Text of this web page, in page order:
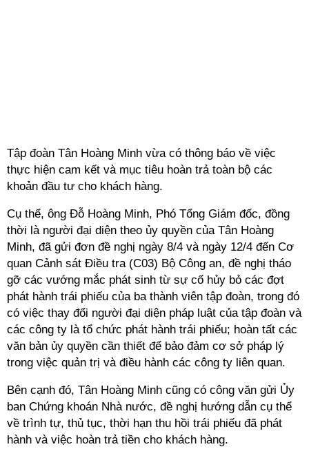
Tập đoàn Tân Hoàng Minh vừa có thông báo về việc
thực hiện cam kết và mục tiêu hoàn trả toàn bộ các
khoản đầu tư cho khách hàng.
Cụ thể, ông Đỗ Hoàng Minh, Phó Tổng Giám đốc, đồng
thời là người đại diện theo ủy quyền của Tân Hoàng
Minh, đã gửi đơn đề nghị ngày 8/4 và ngày 12/4 đến Cơ
quan Cảnh sát Điều tra (C03) Bộ Công an, đề nghị tháo
gỡ các vướng mắc phát sinh từ sự cố hủy bỏ các đợt
phát hành trái phiếu của ba thành viên tập đoàn, trong đó
có việc thay đổi người đại diện pháp luật của tập đoàn và
các công ty là tổ chức phát hành trái phiếu; hoàn tất các
văn bản ủy quyền cần thiết để bảo đảm cơ sở pháp lý
trong việc quản trị và điều hành các công ty liên quan.
Bên cạnh đó, Tân Hoàng Minh cũng có công văn gửi Ủy
ban Chứng khoán Nhà nước, đề nghị hướng dẫn cụ thể
về trình tự, thủ tục, thời hạn thu hồi trái phiếu đã phát
hành và việc hoàn trả tiền cho khách hàng.